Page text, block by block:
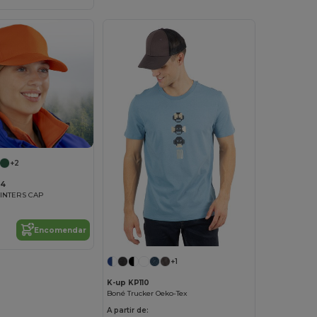
+2
CAP
Encomendar
+1
K-up KP110
Boné Trucker Oeko-Tex
A partir de: